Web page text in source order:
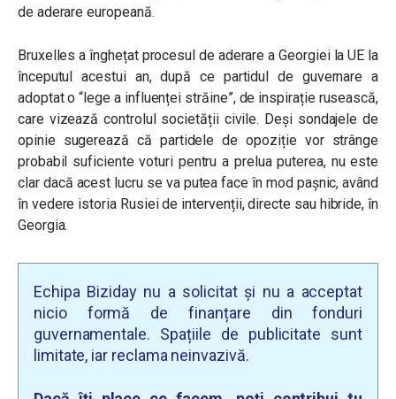
de aderare europeană.
Bruxelles a înghețat procesul de aderare a Georgiei la UE la
începutul acestui an, după ce partidul de guvernare a
adoptat o “lege a influenței străine”, de inspirație rusească,
care vizează controlul societății civile. Deși sondajele de
opinie sugerează că partidele de opoziție vor strânge
probabil suficiente voturi pentru a prelua puterea, nu este
clar dacă acest lucru se va putea face în mod pașnic, având
în vedere istoria Rusiei de intervenții, directe sau hibride, în
Georgia.
Echipa Biziday nu a solicitat și nu a acceptat
nicio formă de finanțare din fonduri
guvernamentale. Spațiile de publicitate sunt
limitate, iar reclama neinvazivă.